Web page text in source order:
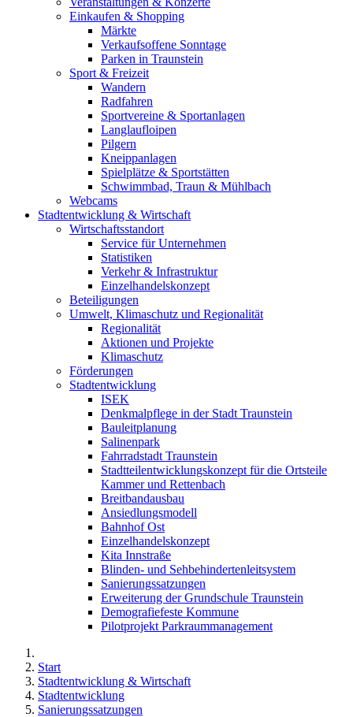
Einkaufen & Shopping
Märkte
Verkaufsoffene Sonntage
Parken in Traunstein
Sport & Freizeit
Wandern
Radfahren
Sportvereine & Sportanlagen
Langlaufloipen
Pilgern
Kneippanlagen
Spielplätze & Sportstätten
Schwimmbad, Traun & Mühlbach
Webcams
Stadtentwicklung & Wirtschaft
Wirtschaftsstandort
Service für Unternehmen
Statistiken
Verkehr & Infrastruktur
Einzelhandelskonzept
Beteiligungen
Umwelt, Klimaschutz und Regionalität
Regionalität
Aktionen und Projekte
Klimaschutz
Förderungen
Stadtentwicklung
ISEK
Denkmalpflege in der Stadt Traunstein
Bauleitplanung
Salinenpark
Fahrradstadt Traunstein
Stadtteilentwicklungskonzept für die Ortsteile
Kammer und Rettenbach
Breitbandausbau
Ansiedlungsmodell
Bahnhof Ost
Einzelhandelskonzept
Kita Innstraße
Blinden- und Sehbehindertenleitsystem
Sanierungssatzungen
Erweiterung der Grundschule Traunstein
Demografiefeste Kommune
Pilotprojekt Parkraummanagement
Start
Stadtentwicklung & Wirtschaft
Stadtentwicklung
Sanierungssatzungen